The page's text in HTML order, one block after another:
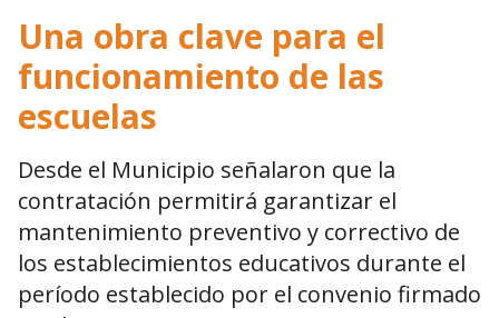
Una obra clave para el
funcionamiento de las
escuelas
Desde el Municipio señalaron que la
contratación permitirá garantizar el
mantenimiento preventivo y correctivo de
los establecimientos educativos durante el
período establecido por el convenio firmado